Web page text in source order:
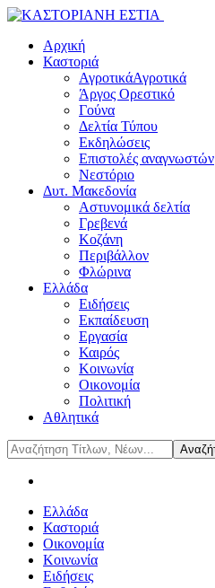
Αρχική
Καστοριά
ΑγροτικάΑγροτικά
Άργος Ορεστικό
Γούνα
Δελτία Τύπου
Εκδηλώσεις
Επιστολές αναγνωστών
Νεστόριο
Δυτ. Μακεδονία
Αστυνομικά δελτία
Γρεβενά
Κοζάνη
Περιβάλλον
Φλώρινα
Ελλάδα
Ειδήσεις
Εκπαίδευση
Εργασία
Καιρός
Κοινωνία
Οικονομία
Πολιτική
Αθλητικά
Ελλάδα
Καστοριά
Οικονομία
Κοινωνία
Ειδήσεις